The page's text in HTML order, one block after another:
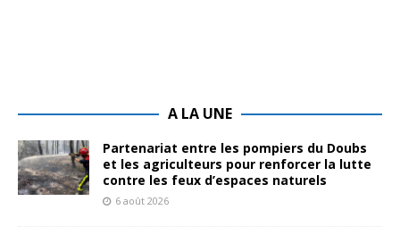
A LA UNE
Partenariat entre les pompiers du Doubs
et les agriculteurs pour renforcer la lutte
contre les feux d’espaces naturels
6 août 2026